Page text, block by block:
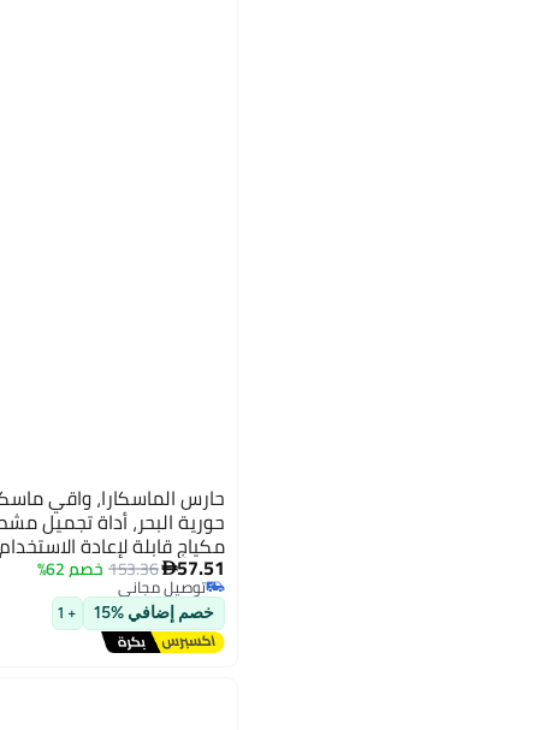
حارس الماسكارا، واقي
حورية البحر، أداة تجميل
مكياج قابلة لإعادة الاستخدام، 3 قطع قابلة
57.51
153.36خصم 62%
توصيل مجاني
توصيل مجاني
خصم إضافي %15 + 1